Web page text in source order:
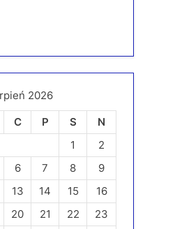
2026
C P S
N
1
2
6 7 8
9
13 14 15
16
20 21 22
23